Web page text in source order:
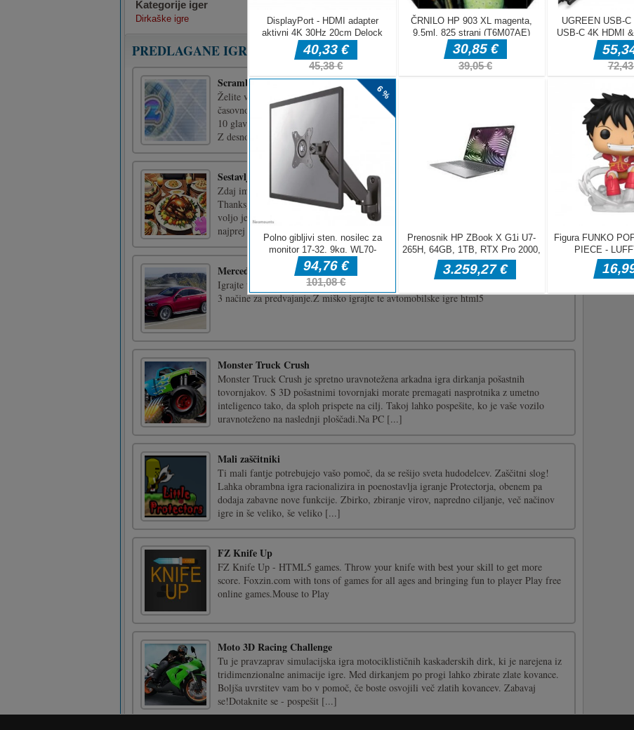
Kategorije iger
Dirkaške igre
PREDLAGANE IGRE
Scramball2
Želite več zabave pri rolanju z žogo? No nadaljevanje je tu! Povečajte svojo pot skozi 3
časovno zasnovane svetove in tako pridobite trofeje in dragulje, da se boste pomerili na
10 glavnih nivojih! Imate kaj za Scramball?Uporabite puščice za krmarjenje po žogi. *
Z desno miškino [...]
Sestavljanka: Večerja za zahvalni dan
Zdaj imamo tradicionalno igro 2D sestavljanke, imenovano Jigsaw Puzzle:
Thanksgiving Dinner. Vaša naloga je uskladiti vse dele tam, kjer bi morali biti. Na
voljo je pet velikosti sestavljank, ki jih lahko preizkusite, lahko začnete z 12 kosi, da
najprej spoznate vzorec. Uporabite [...]
Mercedes-Benz GLE Coupe Slide
Igrajte to drsno puzzle igro avtomobila - mercedes -benz gle coupe. Vključuje 3 slike in
3 načine za predvajanje.Z miško igrajte te avtomobilske igre html5
Monster Truck Crush
Monster Truck Crush je spretno uravnotežena arkadna igra dirkanja pošastnih
tovornjakov. S 3D pošastnimi tovornjaki morate premagati nasprotnika z umetno
inteligenco tako, da sploh prispete na cilj. Takoj lahko pospešite, ko je vaše vozilo
uravnoteženo na naslednji ploščadi.Na PC [...]
Mali zaščitniki
Ti mali fantje potrebujejo vašo pomoč, da se rešijo sveta hudodelcev. Zaščitni slog!
Lahka obrambna igra racionalizira in poenostavlja igranje Protectorja, obenem pa
dodaja zabavne nove funkcije. Zbirko, zbiranje virov, napredno ciljanje, več načinov
igre in še veliko, še veliko [...]
FZ Knife Up
FZ Knife Up - HTML5 games. Throw your knife with best your skill to get more
score. Foxzin.com with tons of games for all ages and bringing fun to player Play free
online games.Mouse to Play
Moto 3D Racing Challenge
Tu je pravzaprav simulacijska igra motociklističnih kaskaderskih dirk, ki je narejena iz
tridimenzionalne animacije igre. Med dirkanjem po progi lahko zbirate zlate kovance.
Boljša uvrstitev vam bo v pomoč, če boste osvojili več zlatih kovancev. Zabavaj
se!Dotaknite se - pospešit [...]